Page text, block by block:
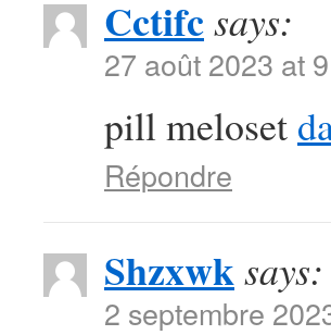
Cctifcsays:
27 août 2023 at
pill meloset
Répondre
Shzxwksays:
2 septembre